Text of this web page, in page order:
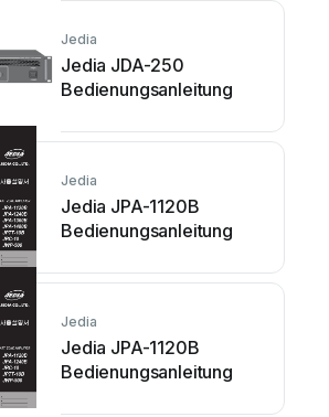
Jedia
Jedia JDA-250
Bedienungsanleitung
Jedia
Jedia JPA-1120B
Bedienungsanleitung
Jedia
Jedia JPA-1120B
Bedienungsanleitung